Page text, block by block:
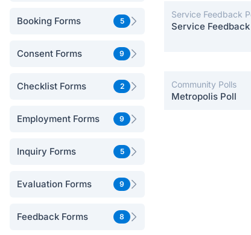
Booking Forms 5
Consent Forms 9
Checklist Forms 2
Employment Forms 9
Inquiry Forms 5
Evaluation Forms 9
Feedback Forms 8
Service Feedback
Service
Community Polls
Metropolis Poll